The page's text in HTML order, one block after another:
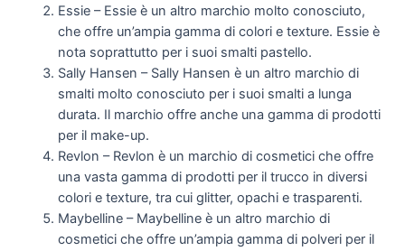
Essie – Essie è un altro marchio molto conosciuto,
che offre un’ampia gamma di colori e texture. Essie è
nota soprattutto per i suoi smalti pastello.
Sally Hansen – Sally Hansen è un altro marchio di
smalti molto conosciuto per i suoi smalti a lunga
durata. Il marchio offre anche una gamma di prodotti
per il make-up.
Revlon – Revlon è un marchio di cosmetici che offre
una vasta gamma di prodotti per il trucco in diversi
colori e texture, tra cui glitter, opachi e trasparenti.
Maybelline – Maybelline è un altro marchio di
cosmetici che offre un’ampia gamma di polveri per il